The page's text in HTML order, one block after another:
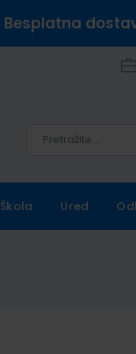
Besplatna
Škola Ured